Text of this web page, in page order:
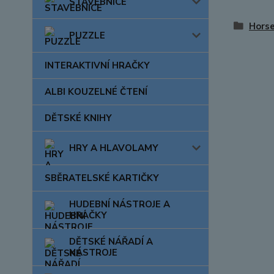
PUZZLE
INTERAKTIVNÍ HRAČKY
ALBI KOUZELNÉ ČTENÍ
DĚTSKÉ KNIHY
HRY A HLAVOLAMY
SBĚRATELSKÉ KARTIČKY
HUDEBNÍ NÁSTROJE A
HRAČKY
DĚTSKÉ NÁŘADÍ A
NÁSTROJE